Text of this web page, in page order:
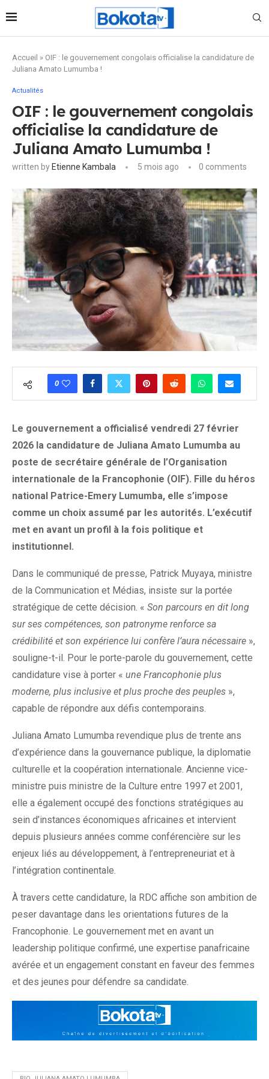
Accueil » OIF : le gouvernement congolais officialise la candidature de
Juliana Amato Lumumba !
Actualités
OIF : le gouvernement congolais
officialise la candidature de
Juliana Amato Lumumba !
written by Etienne Kambala 5 mois ago 0 comments
0
Le gouvernement a officialisé vendredi 27 février
2026 la candidature de Juliana Amato Lumumba au
poste de secrétaire générale de l’Organisation
internationale de la Francophonie (OIF). Fille du héros
national Patrice-Emery Lumumba, elle s’impose
comme un choix assumé par les autorités. L’exécutif
met en avant un profil à la fois politique et
institutionnel.
Dans le communiqué de presse, Patrick Muyaya, ministre
de la Communication et Médias, insiste sur la portée
stratégique de cette décision. « Son parcours en dit long
sur ses compétences, son patronyme renforce sa
crédibilité et son expérience lui confère l’aura nécessaire »,
souligne-t-il. Pour le porte-parole du gouvernement, cette
candidature vise à porter « une Francophonie plus
moderne, plus inclusive et plus proche des peuples »,
capable de répondre aux défis contemporains.
Juliana Amato Lumumba revendique plus de trente ans
d’expérience dans la gouvernance publique, la diplomatie
culturelle et la coopération internationale. Ancienne vice-
ministre puis ministre de la Culture entre 1997 et 2001,
elle a également occupé des fonctions stratégiques au
sein d’instances économiques africaines et intervient
depuis plusieurs années comme conférencière sur les
enjeux liés au développement, à l’entrepreneuriat et à
l’intégration continentale.
À travers cette candidature, la RDC affiche son ambition de
peser davantage dans les orientations futures de la
Francophonie. Le gouvernement met en avant un
leadership politique confirmé, une expertise panafricaine
avérée et un engagement constant en faveur des femmes
et des jeunes pour défendre sa candidate.